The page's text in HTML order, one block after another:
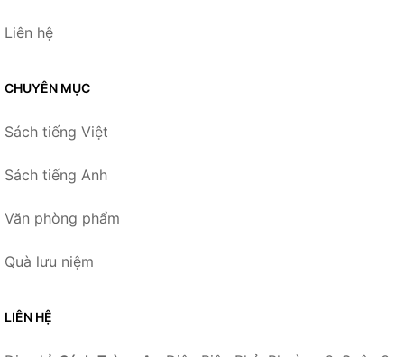
Liên hệ
CHUYÊN MỤC
Sách tiếng Việt
Sách tiếng Anh
Văn phòng phẩm
Quà lưu niệm
LIÊN HỆ